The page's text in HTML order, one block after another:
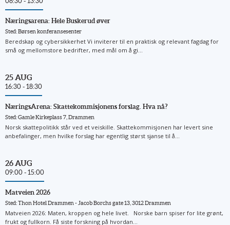
Næringsarena: Hele Buskerud øver
Sted: Børsen konferansesenter
Beredskap og cybersikkerhet Vi inviterer til en praktisk og relevant fagdag for
små og mellomstore bedrifter, med mål om å gi...
25 AUG
16:30 - 18:30
NæringsArena: Skattekommisjonens forslag. Hva nå?
Sted: Gamle Kirkeplass 7, Drammen
Norsk skattepolitikk står ved et veiskille. Skattekommisjonen har levert sine
anbefalinger, men hvilke forslag har egentlig størst sjanse til å...
26 AUG
09:00 - 15:00
Matveien 2026
Sted: Thon Hotel Drammen - Jacob Borchs gate 13, 3012 Drammen
Matveien 2026: Maten, kroppen og hele livet. Norske barn spiser for lite grønt,
frukt og fullkorn. Få siste forskning på hvordan...